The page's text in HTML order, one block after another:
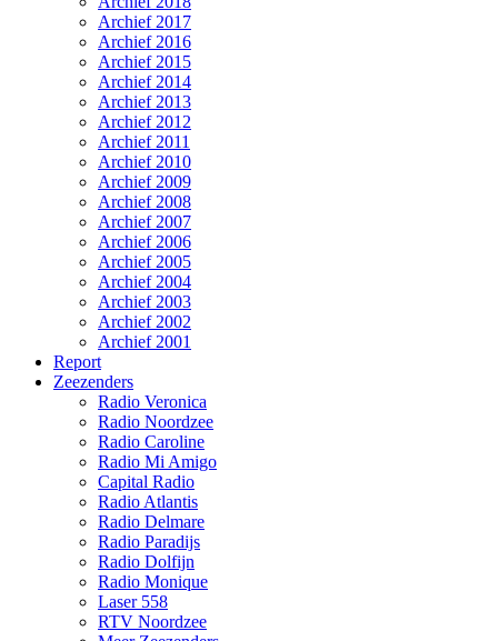
Archief 2017
Archief 2016
Archief 2015
Archief 2014
Archief 2013
Archief 2012
Archief 2011
Archief 2010
Archief 2009
Archief 2008
Archief 2007
Archief 2006
Archief 2005
Archief 2004
Archief 2003
Archief 2002
Archief 2001
Report
Zeezenders
Radio Veronica
Radio Noordzee
Radio Caroline
Radio Mi Amigo
Capital Radio
Radio Atlantis
Radio Delmare
Radio Paradijs
Radio Dolfijn
Radio Monique
Laser 558
RTV Noordzee